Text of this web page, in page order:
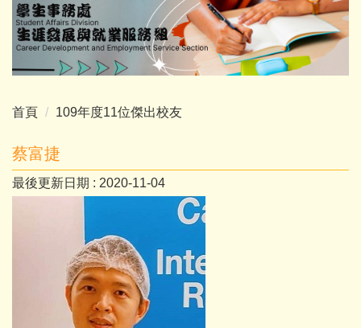
首頁 109年度11位傑出校友
蔡富捷
最後更新日期 : 2020-11-04